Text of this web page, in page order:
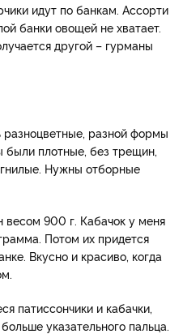
идут по банкам. Ассорти
банки овощей не хватает.
другой – гурманы
разноцветные, разной формы
были плотные, без трещин,
Нужны отборные
весом 900 г. Кабачок у меня
Потом их придется
Вкусно и красиво, когда
патиссончики и кабачки,
указательного пальца.